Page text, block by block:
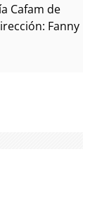
Cafam de
Fanny